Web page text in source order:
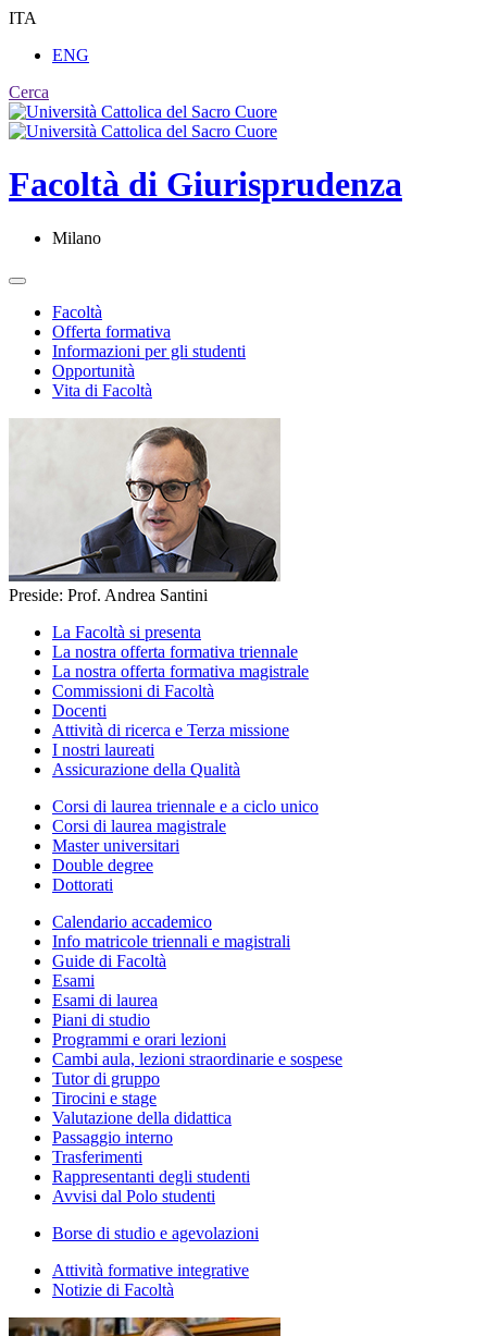
ITA
ENG
Cerca
Facoltà di Giurisprudenza
Milano
Facoltà
Offerta formativa
Informazioni per gli studenti
Opportunità
Vita di Facoltà
Preside: Prof. Andrea Santini
La Facoltà si presenta
La nostra offerta formativa triennale
La nostra offerta formativa magistrale
Commissioni di Facoltà
Docenti
Attività di ricerca e Terza missione
I nostri laureati
Assicurazione della Qualità
Corsi di laurea triennale e a ciclo unico
Corsi di laurea magistrale
Master universitari
Double degree
Dottorati
Calendario accademico
Info matricole triennali e magistrali
Guide di Facoltà
Esami
Esami di laurea
Piani di studio
Programmi e orari lezioni
Cambi aula, lezioni straordinarie e sospese
Tutor di gruppo
Tirocini e stage
Valutazione della didattica
Passaggio interno
Trasferimenti
Rappresentanti degli studenti
Avvisi dal Polo studenti
Borse di studio e agevolazioni
Attività formative integrative
Notizie di Facoltà